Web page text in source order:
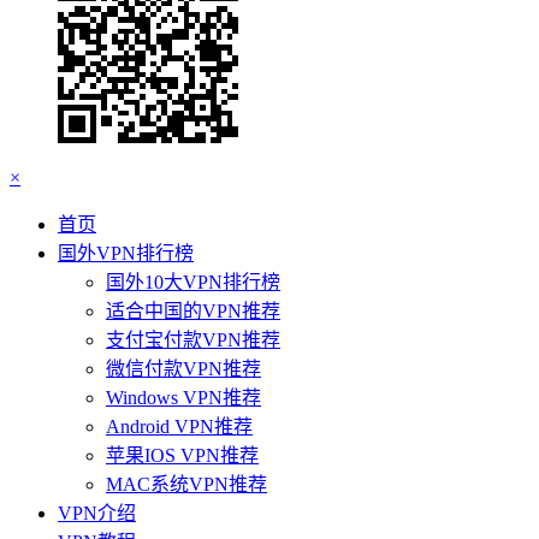
×
首页
国外VPN排行榜
国外10大VPN排行榜
适合中国的VPN推荐
支付宝付款VPN推荐
微信付款VPN推荐
Windows VPN推荐
Android VPN推荐
苹果IOS VPN推荐
MAC系统VPN推荐
VPN介绍